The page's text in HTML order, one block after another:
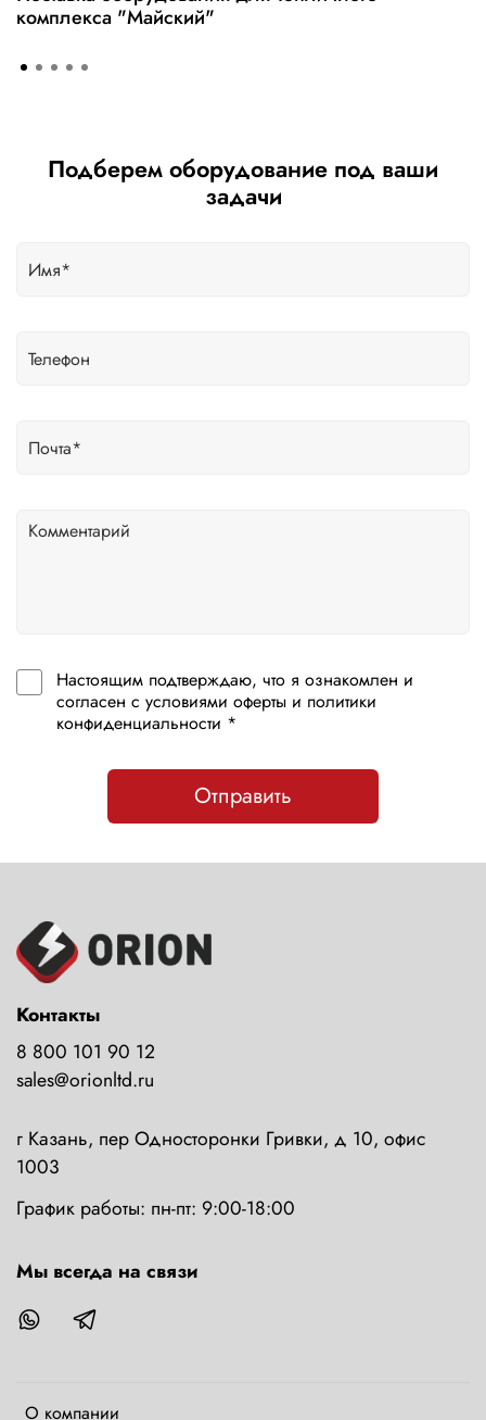
комплекса "Майский"
Подберем оборудование под ваши
задачи
Настоящим подтверждаю, что я ознакомлен и
согласен с условиями оферты и политики
конфиденциальности *
Отправить
О компании
Контакты
8 800 101 90 12
sales@orionltd.ru
г Казань, пер Односторонки Гривки, д 10, офис
1003
График работы: пн-пт: 9:00-18:00
Мы всегда на связи